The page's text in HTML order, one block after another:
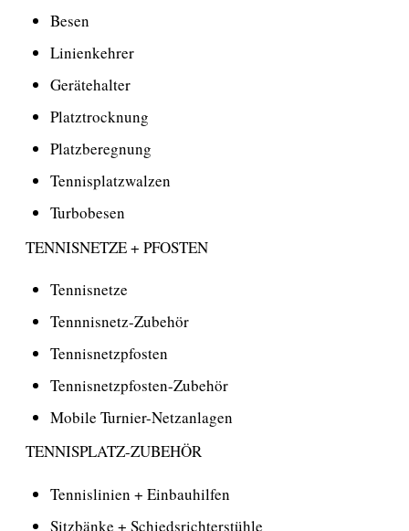
Besen
Linienkehrer
Gerätehalter
Platztrocknung
Platzberegnung
Tennisplatzwalzen
Turbobesen
TENNISNETZE + PFOSTEN
Tennisnetze
Tennnisnetz-Zubehör
Tennisnetzpfosten
Tennisnetzpfosten-Zubehör
Mobile Turnier-Netzanlagen
TENNISPLATZ-ZUBEHÖR
Tennislinien + Einbauhilfen
Sitzbänke + Schiedsrichterstühle